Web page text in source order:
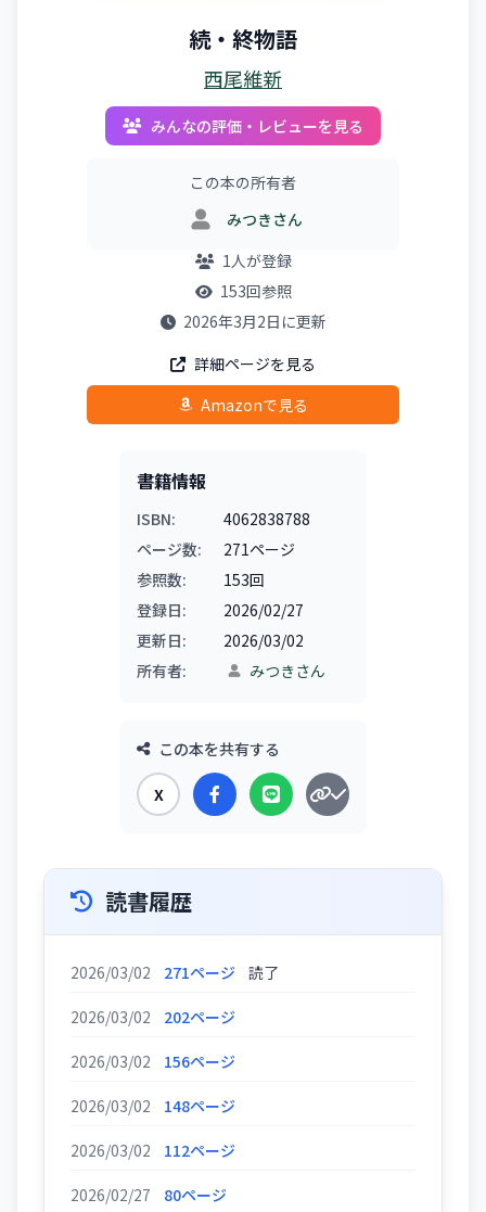
続・終物語
西尾維新
みんなの評価・レビューを見る
この本の所有者
みつきさん
1人が登録
153回参照
2026年3月2日に更新
詳細ページを見る
Amazonで見る
書籍情報
ISBN:
4062838788
ページ数:
271ページ
参照数:
153回
登録日:
2026/02/27
更新日:
2026/03/02
所有者:
みつきさん
この本を共有する
X
読書履歴
2026/03/02 271ページ 読了
2026/03/02 202ページ
2026/03/02 156ページ
2026/03/02 148ページ
2026/03/02 112ページ
2026/02/27 80ページ